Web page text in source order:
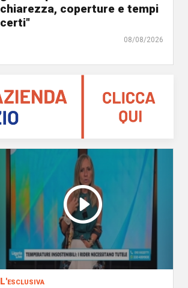
chiarezza, coperture e tempi
certi"
08/08/2026
L'esclusiva